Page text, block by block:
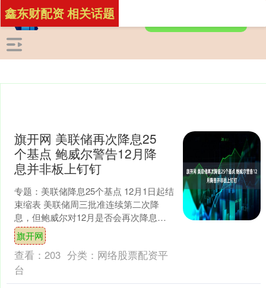
鑫东财配资 相关话题
旗开网 美联储再次降息25
个基点 鲍威尔警告12月降
息并非板上钉钉
专题：美联储降息25个基点 12月1日起结
束缩表 美联储周三批准连续第二次降
息，但鲍威尔对12月是否会再次降息表
示怀疑，这令市场感到不安。 美联储联
邦公开市场委....
旗开网
查看： 203 分类： 网络股票配资平
台